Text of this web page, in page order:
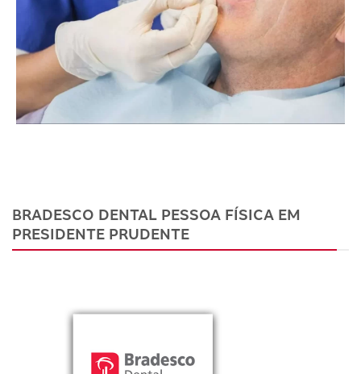
BRADESCO DENTAL PESSOA FÍSICA EM
PRESIDENTE PRUDENTE